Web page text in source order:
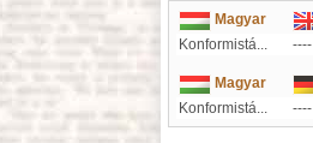
Magyar
Konformistá...
----
Magyar
Konformistá...
----